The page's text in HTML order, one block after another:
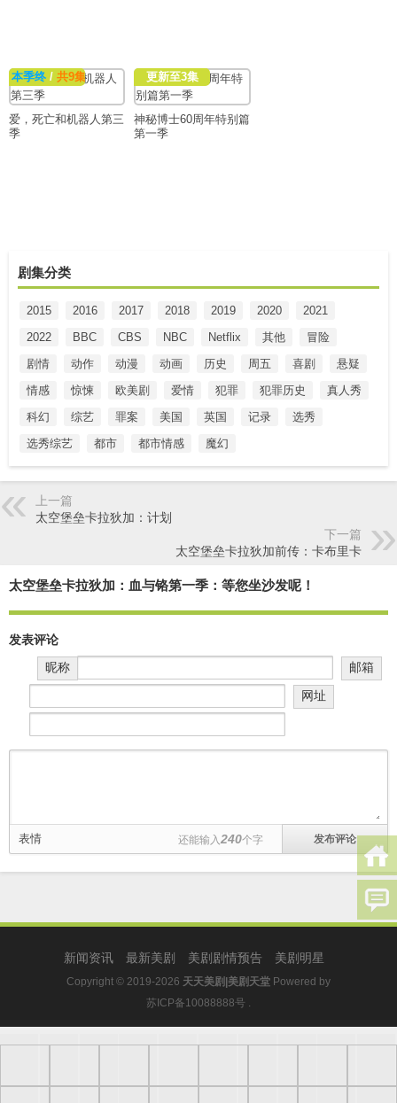
本季终 / 共9集
爱，死亡和机器人第三
季
更新至3集
神秘博士60周年特别篇
第一季
剧集分类
2015 2016 2017 2018 2019 2020
2021
2022
BBC CBS NBC Netflix 其他
冒险
剧情
动作 动漫 动画 历史 周五 喜剧
悬疑
情感
惊悚 欧美剧 爱情 犯罪 犯罪历史
真人秀
科幻
综艺 罪案 美国 英国 记录
选秀
选秀综艺
都市 都市情感 魔幻
上一篇
太空堡垒卡拉狄加：计划
下一篇
太空堡垒卡拉狄加前传：卡布里卡
太空堡垒卡拉狄加：血与铬第一季：等您坐沙发呢！
发表评论
昵称
邮箱
网址
表情 还能输入240个字
新闻资讯 最新美剧 美剧剧情预告 美剧明星
Copyright © 2019-2026 天天美剧|美剧天堂 Powered by
苏ICP备10088888号